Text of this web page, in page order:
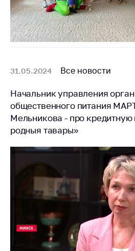
31.05.2024 Все новости
Начальник управления
общественного питания
Мельникова - про
родныя тавары»